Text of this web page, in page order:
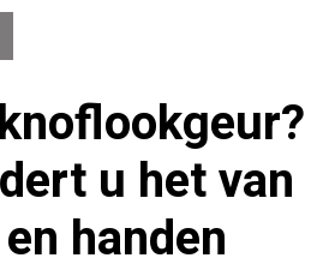
u het van
handen